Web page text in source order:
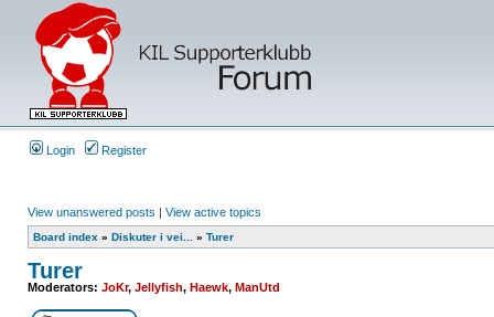
Login Register
View unanswered posts | View active topics
Board index » Diskuter i vei... » Turer
Turer
Moderators: JoKr, Jellyfish, Haewk, ManUtd